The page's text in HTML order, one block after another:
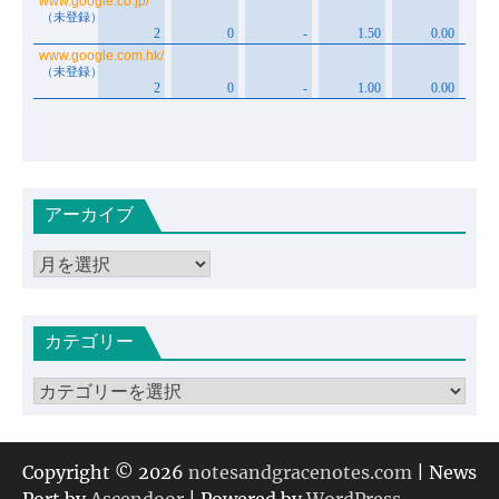
アーカイブ
ア
イカテゴリー
カ
ゴ
リ
Copyright © 2026 notesandgracenotes.com | News